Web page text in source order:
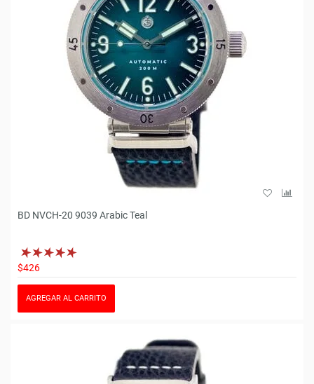
BD NVCH-20 9039 Arabic Teal
$426
AGREGAR AL CARRITO